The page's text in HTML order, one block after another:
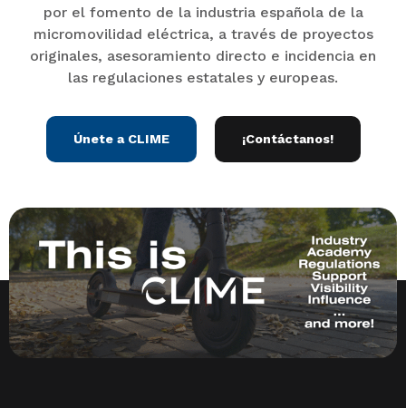
por el fomento de la industria española de la
micromovilidad eléctrica, a través de proyectos
originales, asesoramiento directo e incidencia en
las regulaciones estatales y europeas.
Únete a CLIME ¡Contáctanos!